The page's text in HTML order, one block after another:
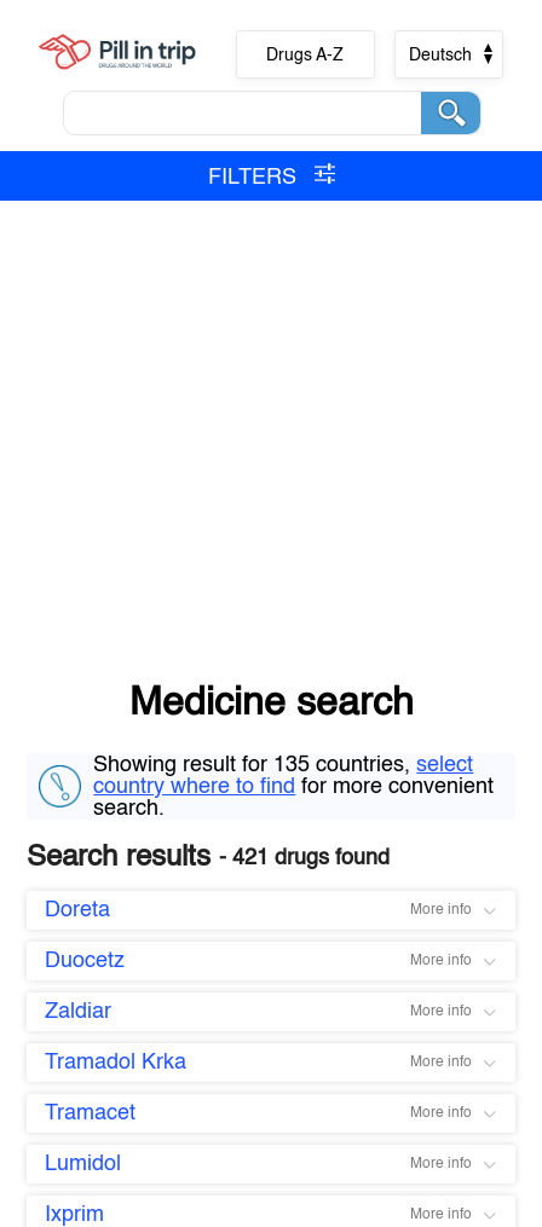
Drugs A-Z Deutsch
FILTERS
Medicine search
Showing result for 135 countries,select
country where to find for more convenient
search.
Search results- 421 drugs found
Doreta More info
Duocetz More info
Zaldiar More info
Tramadol Krka More info
Tramacet More info
Lumidol More info
Ixprim More info